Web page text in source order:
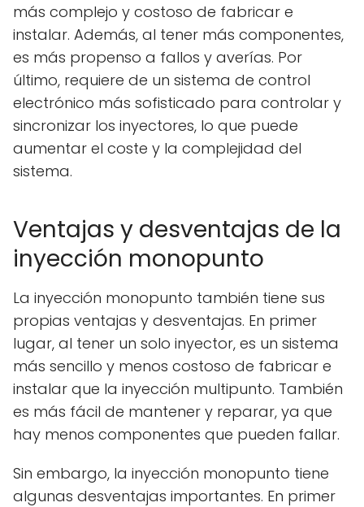
más complejo y costoso de fabricar e
instalar. Además, al tener más componentes,
es más propenso a fallos y averías. Por
último, requiere de un sistema de control
electrónico más sofisticado para controlar y
sincronizar los inyectores, lo que puede
aumentar el coste y la complejidad del
sistema.
Ventajas y desventajas de la
inyección monopunto
La inyección monopunto también tiene sus
propias ventajas y desventajas. En primer
lugar, al tener un solo inyector, es un sistema
más sencillo y menos costoso de fabricar e
instalar que la inyección multipunto. También
es más fácil de mantener y reparar, ya que
hay menos componentes que pueden fallar.
Sin embargo, la inyección monopunto tiene
algunas desventajas importantes. En primer